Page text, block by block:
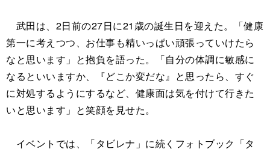
武田は、2日前の27日に21歳の誕生日を迎えた。「健康
第一に考えつつ、お仕事も精いっぱい頑張っていけたら
なと思います」と抱負を語った。「自分の体調に敏感に
なるといいますか、『どこか変だな』と思ったら、すぐ
に対処するようにするなど、健康面は気を付けて行きた
いと思います」と笑顔を見せた。
イベントでは、「タビレナ」に続くフォトブック「タ